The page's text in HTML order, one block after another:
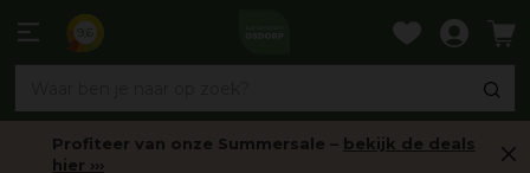
naar
Profiteer van onze Summersale – bekijk de deals
hier ›››